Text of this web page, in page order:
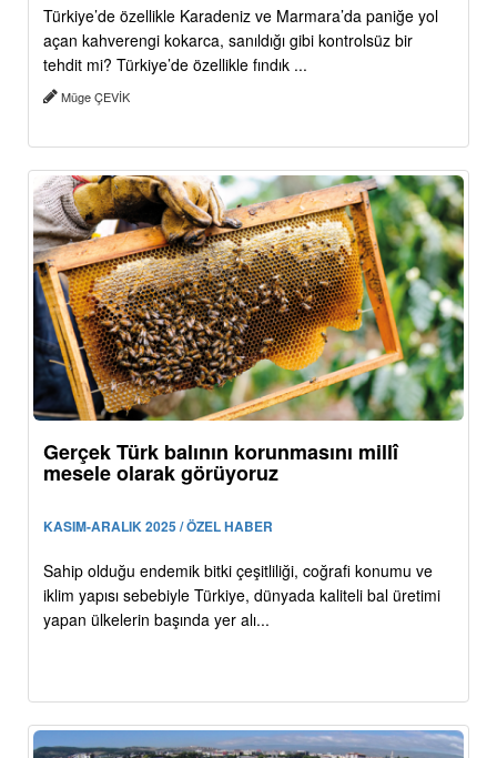
Türkiye’de özellikle Karadeniz ve Marmara’da paniğe yol
açan kahverengi kokarca, sanıldığı gibi kontrolsüz bir
tehdit mi? Türkiye’de özellikle fındık ...
Müge ÇEVİK
Gerçek Türk balının korunmasını millî
mesele olarak görüyoruz
KASIM-ARALIK 2025 / ÖZEL HABER
Sahip olduğu endemik bitki çeşitliliği, coğrafi konumu ve
iklim yapısı sebebiyle Türkiye, dünyada kaliteli bal üretimi
yapan ülkelerin başında yer alı...